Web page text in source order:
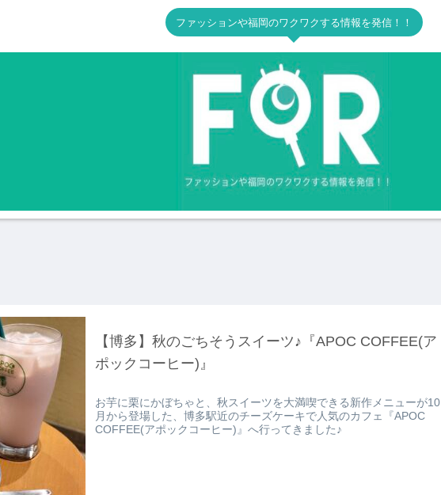
ファッションや福岡のワクワクする情報を発信！！
【博多】秋のごちそうスイーツ♪『APOC COFFEE(ア
ポックコーヒー)』
お芋に栗にかぼちゃと、秋スイーツを大満喫できる新作メニューが10
月から登場した、博多駅近のチーズケーキで人気のカフェ『APOC
COFFEE(アポックコーヒー)』へ行ってきました♪